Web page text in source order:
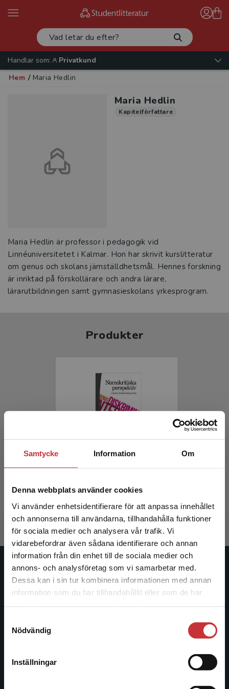
Samtycke Information Om
Denna webbplats använder cookies
Vi använder enhetsidentifierare för att anpassa innehållet
och annonserna till användarna, tillhandahålla funktioner
för sociala medier och analysera vår trafik. Vi
vidarebefordrar även sådana identifierare och annan
information från din enhet till de sociala medier och
annons- och analysföretag som vi samarbetar med.
Dessa kan i sin tur kombinera informationen med annan
information som du har tillhandahållit eller som de har
Nödvändig
Inställningar
Begränsad fraktregion
Det verkar som att du besöker
studentlitteratur.se via en enhet utanför Sverige.
Vi erbjuder inte leveranser utanför Sverige. För
att kunna slutföra ett köp måste
Handlar som:
Privatkund
Hem / Maria Hedlin
Maria Hedlin
Kapitelförfattare
Maria Hedlin är professor i pedagogik vid
Linnéuniversitetet i Kalmar. Hon har skrivit kurslitteratur
om genus och skolans jämställdhetsmål. Hennes forskning
är inriktad på förskollärare och andra lärare,
lärarutbildningen samt gymnasieskolans yrkesprogram.
Produkter
Normkritiska perspektiv
Exkl. moms: 252 kr
Studentlitteratur
Studentlitteratur grundades 1963 och är idag Sveriges
ledande utbildningsförlag. Med läromedel, kurslitteratur,
informationstjänster i utbudet, finns Studentlitteratur med